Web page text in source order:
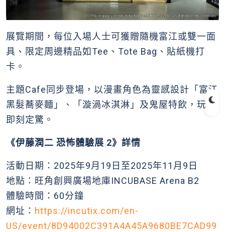
展覽期間，每位入場人士可獲贈隨機富江或雙一面
具、限定周邊精品如Tee、Tote Bag、貼紙機打
卡。
主題Cafe同步登場，以漫畫角色為靈感設計「富江
黑髮蕎麥麵」、「漩渦冰淇淋」及鬼屋特飲，玩完
即刻定驚。
《伊藤潤二 恐怖體驗展 2》詳情
活動日期：2025年9月19日至2025年11月9日
地點：旺角創興廣場地庫INCUBASE Arena B2
體驗時間：60分鐘
網址： https://incutix.com/en-
US/event/8D94002C391A4A45A9680BE7CAD99